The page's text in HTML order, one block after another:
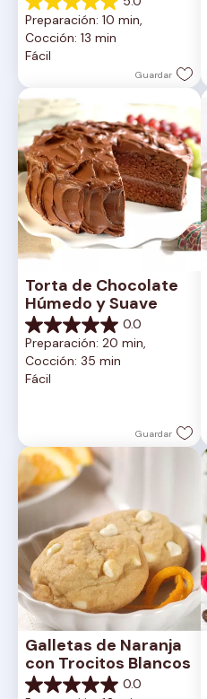
5.0
de
5
estrellas.
reseña
Preparación: 10 min,
Cocción: 13 min
Fácil
Guardar
Torta de Chocolate
Húmedo y Suave
0.0
0.0
de
5
estrellas.
Preparación: 20 min,
Cocción: 35 min
Fácil
Guardar
Galletas de Naranja
con Trocitos Blancos
0.0
0.0